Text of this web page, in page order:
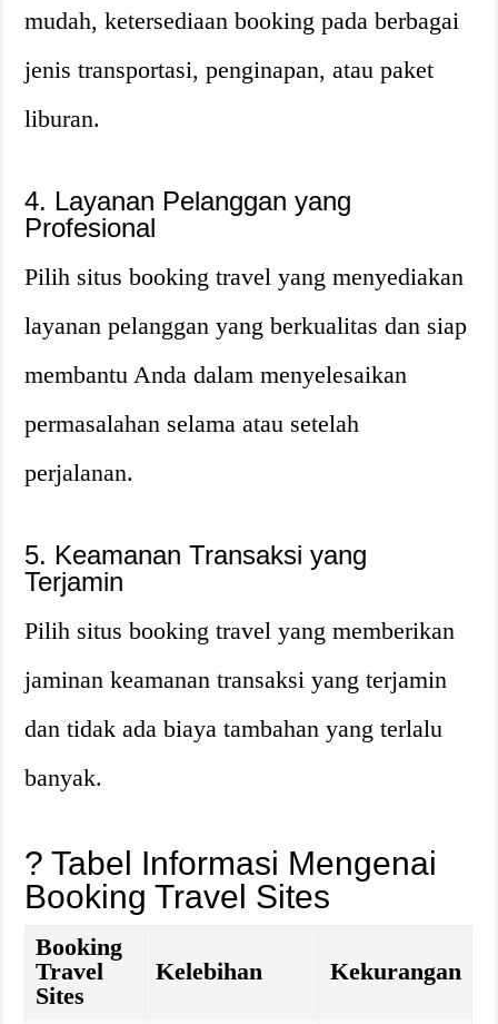
mudah, ketersediaan booking pada berbagai
jenis transportasi, penginapan, atau paket
liburan.
4. Layanan Pelanggan yang
Profesional
Pilih situs booking travel yang menyediakan
layanan pelanggan yang berkualitas dan siap
membantu Anda dalam menyelesaikan
permasalahan selama atau setelah
perjalanan.
5. Keamanan Transaksi yang
Terjamin
Pilih situs booking travel yang memberikan
jaminan keamanan transaksi yang terjamin
dan tidak ada biaya tambahan yang terlalu
banyak.
? Tabel Informasi Mengenai
Booking Travel Sites
Booking
Travel
Sites
Kelebihan Kekurangan